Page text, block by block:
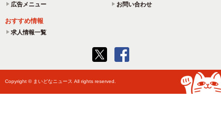
広告メニュー
お問い合わせ
おすすめ情報
求人情報一覧
Copyright © まいどなニュース All rights reserved.